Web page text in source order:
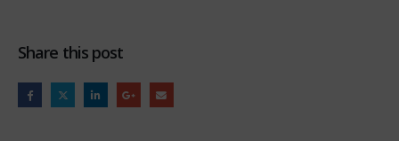
Share this post